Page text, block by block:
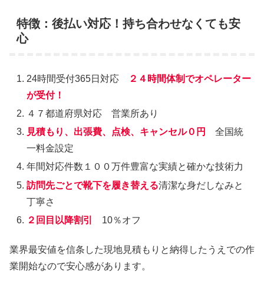
特徴：後払い対応！持ち合わせなくても安
心
24時間受付365日対応
２４時間体制でオペレーター
が受付！
４７都道府県対応 営業所あり
見積もり、出張費、点検、キャンセル０円
全国統
一料金設定
年間対応件数１００万件豊富な実績と確かな技術力
訪問先ごとで靴下を履き替える清潔な身だしなみと
丁寧さ
２回目以降割引
10％オフ
業界最安値を信条した現地見積もりと納得したうえでの作
業開始なので安心感があります。